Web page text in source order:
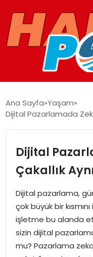
YAŞAM
SAĞLIK
SPOR
MAGAZIN
Ana Sayfa Yaşam
Dijital Pazarlamada
Dijital
Çakallık
Dijital pazarlama,
çok büyük bir
işletme bu alanda
sizin dijital
mu? Pazarlama